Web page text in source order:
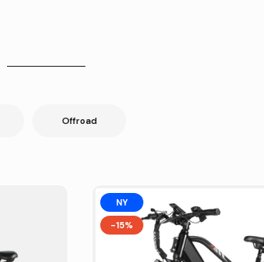
Offroad
NY
-15%